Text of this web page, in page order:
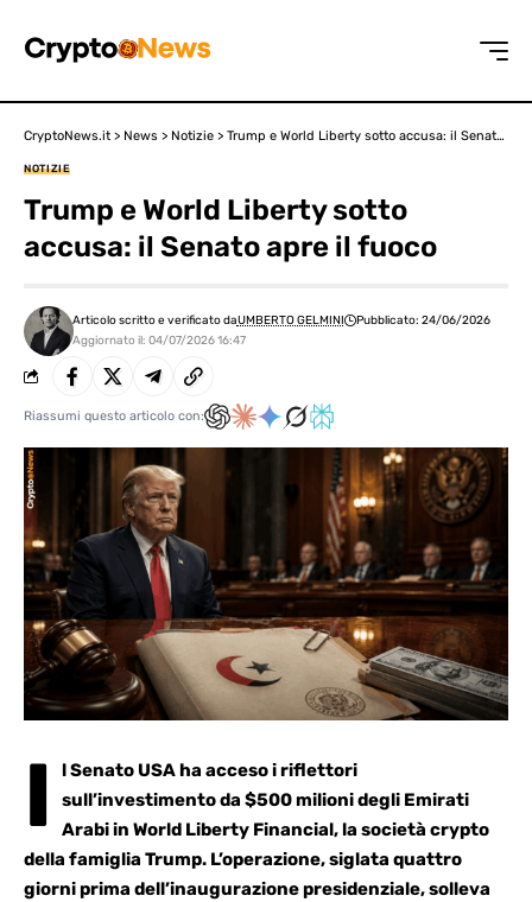
CryptoNews.it > News > Notizie > Trump e World Liberty sotto accusa: il Senato apre il fuoco
NOTIZIE
Trump e World Liberty sotto
accusa: il Senato apre il fuoco
Aggiornato il: 04/07/2026 16:47
Articolo scritto e verificato daUMBERTO GELMINI Pubblicato: 24/06/2026
Riassumi questo articolo con:
I
l Senato USA ha acceso i riflettori
sull’investimento da $500 milioni degli Emirati
Arabi in World Liberty Financial, la società crypto
della famiglia Trump. L’operazione, siglata quattro
giorni prima dell’inaugurazione presidenziale, solleva